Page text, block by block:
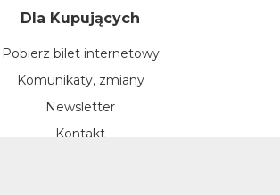
Dla Kupujących
Pobierz bilet internetowy
Komunikaty, zmiany
Newsletter
Kontakt